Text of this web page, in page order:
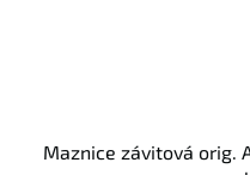
Maznice závitová orig.